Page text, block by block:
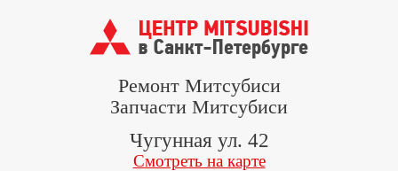
Ремонт Митсубиси
Запчасти Митсубиси
Чугунная ул. 42
Смотреть на карте